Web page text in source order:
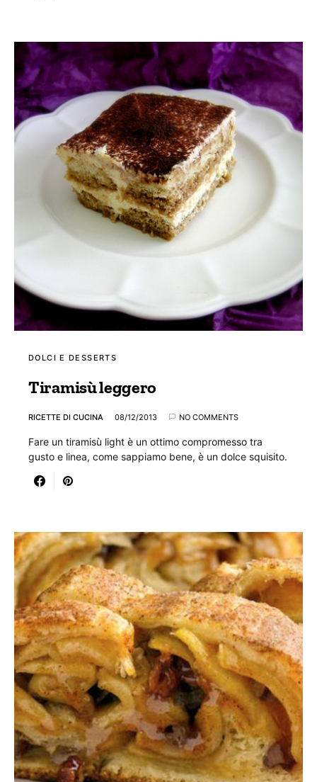
DOLCI E DESSERTS
Tiramisù leggero
RICETTE DI CUCINA 08/12/2013 NO COMMENTS
Fare un tiramisù light è un ottimo compromesso tra
gusto e linea, come sappiamo bene, è un dolce squisito.